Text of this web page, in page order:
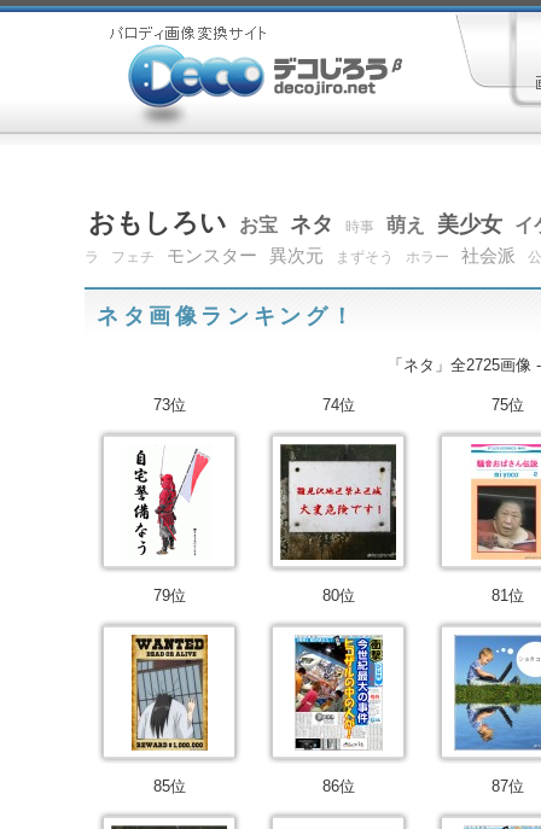
おもしろい お宝 ネタ 時事 萌え 美少女 イ
ラ フェチ モンスター 異次元 まずそう ホラー 社会派
ネタ画像ランキング！
「ネタ」全2725画像
73位 74位 75位
79位 80位 81位
85位 86位 87位